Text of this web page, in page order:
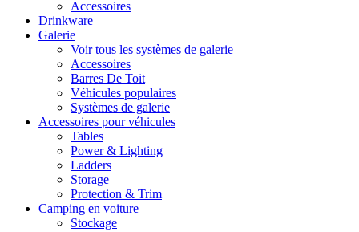
Accessoires
Drinkware
Galerie
Voir tous les systèmes de galerie
Accessoires
Barres De Toit
Véhicules populaires
Systèmes de galerie
Accessoires pour véhicules
Tables
Power & Lighting
Ladders
Storage
Protection & Trim
Camping en voiture
Stockage